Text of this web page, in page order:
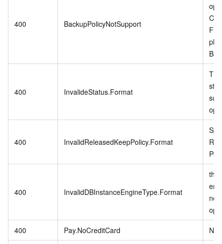
400 BackupPolicyNotSupport
400 InvalideStatus.Format
400 InvalidReleasedKeepPolicy.Format
400 InvalidDBInstanceEngineType.Format
the
not
400 Pay.NoCreditCard No